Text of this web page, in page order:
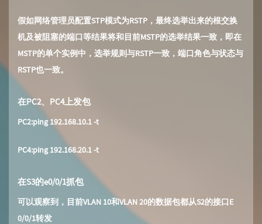
假如网络管理员配置STP模式为RSTP，最终选举出来的根交换
机及被阻塞的端口等结果将和目前MSTP的选举结果一致，即在
MSTP的单个实例中，选举规则与RSTP一致，端口角色与状态与
RSTP也一致。
在PC2、PC4上发包
PC2:ping 192.168.10.1 -t
PC4:ping 192.168.20.1 -t
在S3的e0/0/1抓包
可以观察到，目前VLAN 10和VLAN 20的数据包都从S2的接口E
0/0/1转发